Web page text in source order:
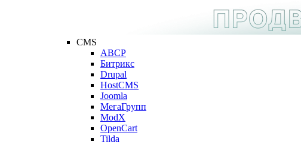
CMS
ABCP
Битрикс
Drupal
HostCMS
Joomla
МегаГрупп
ModX
OpenCart
Tilda